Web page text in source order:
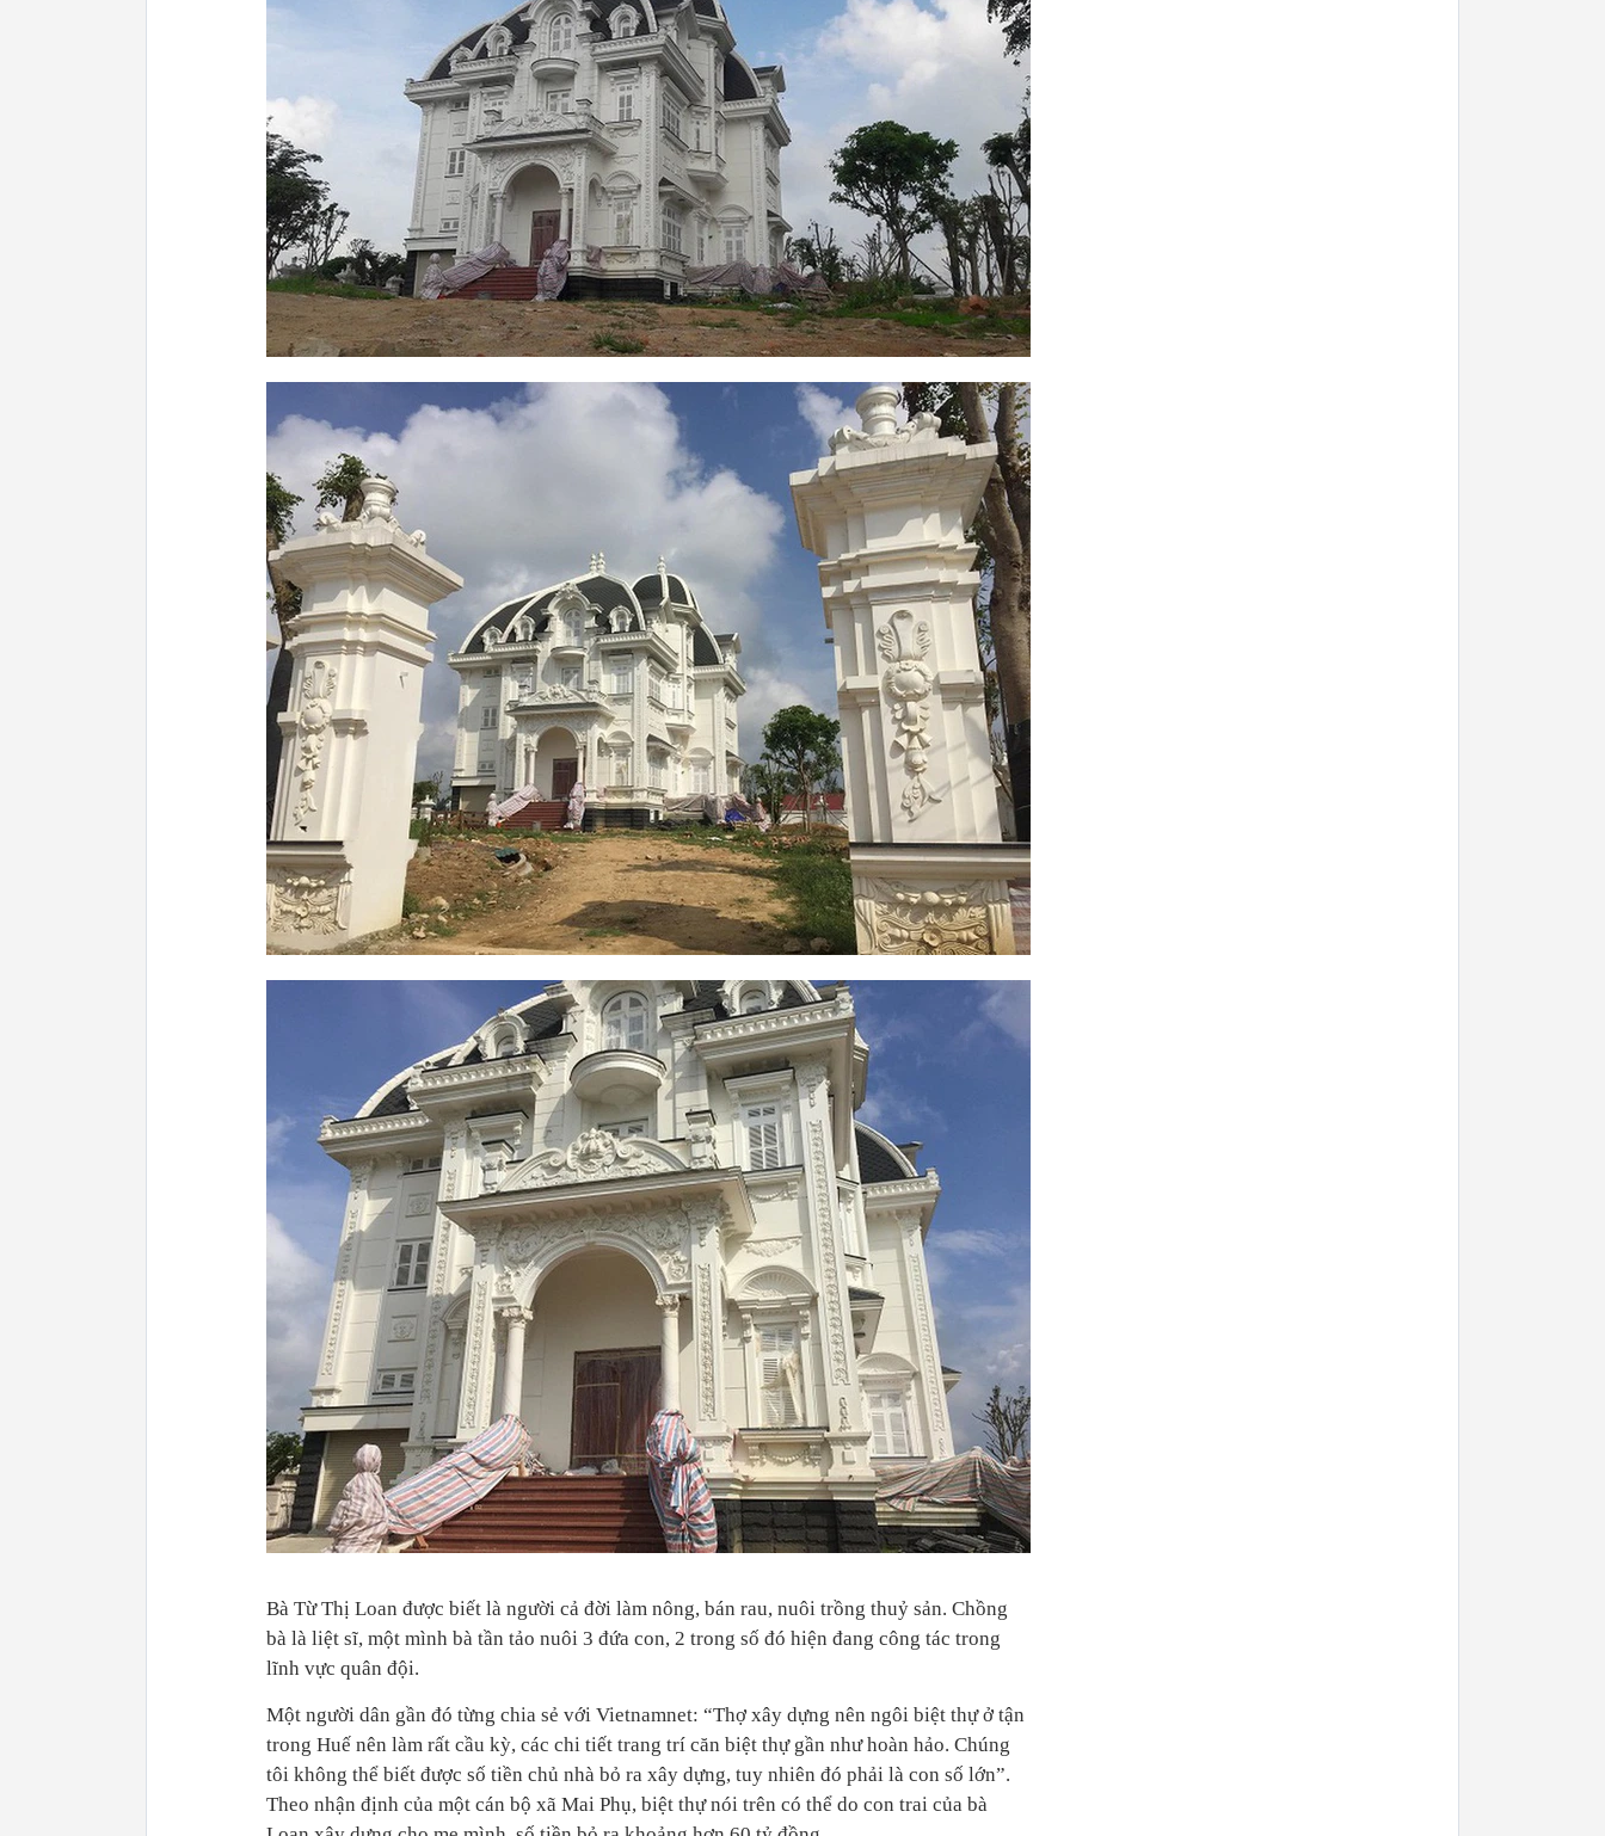
Bà Từ Thị Loan được biết là người cả đời làm nông, bán rau, nuôi trồng thuỷ sản. Chồng
bà là liệt sĩ, một mình bà tần tảo nuôi 3 đứa con, 2 trong số đó hiện đang công tác trong
lĩnh vực quân đội.
Một người dân gần đó từng chia sẻ với Vietnamnet: “Thợ xây dựng nên ngôi biệt thự ở tận
trong Huế nên làm rất cầu kỳ, các chi tiết trang trí căn biệt thự gần như hoàn hảo. Chúng
tôi không thể biết được số tiền chủ nhà bỏ ra xây dựng, tuy nhiên đó phải là con số lớn”.
Theo nhận định của một cán bộ xã Mai Phụ, biệt thự nói trên có thể do con trai của bà